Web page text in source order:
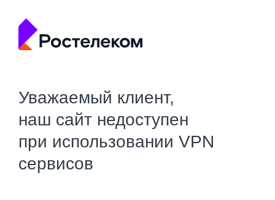
Уважаемый клиент,
наш сайт недоступен
при использовании VPN
сервисов